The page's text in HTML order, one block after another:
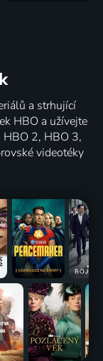
a strhující
HBO a užívejte
HBO 2, HBO 3,
videotéky